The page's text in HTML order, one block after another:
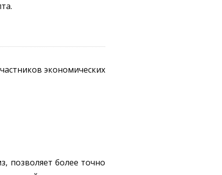
экономических
позволяет более точно